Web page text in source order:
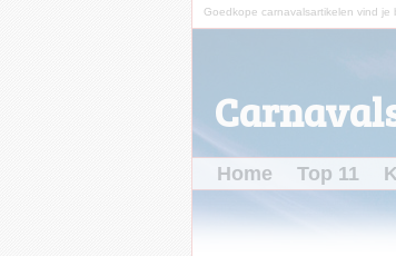
Goedkope carnavalsartikelen vind je
Home Top 11